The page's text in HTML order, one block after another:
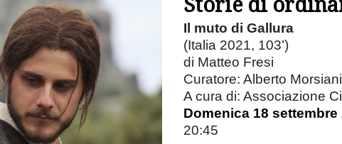
Il muto di Gallura
(Italia 2021, 103’)
di Matteo Fresi
Curatore: Alberto Morsiani
A cura di: Associazione
Domenica 18 settembre
20:45